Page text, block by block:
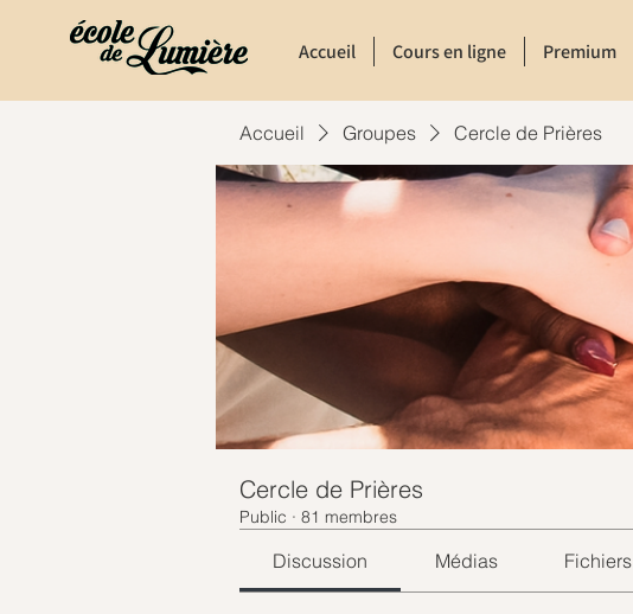
Accueil Cours en ligne Premium
Accueil Groupes Cercle de Prières
Cercle de Prières
Public · 81 membres
Discussion Médias Fichiers